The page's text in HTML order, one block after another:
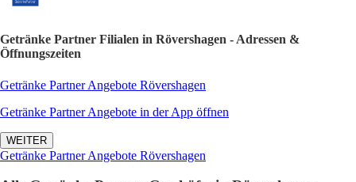
Getränke Partner Filialen in Rövershagen - Adressen &
Öffnungszeiten
Getränke Partner Angebote Rövershagen
Getränke Partner Angebote in der App öffnen
WEITER
Getränke Partner Angebote Rövershagen